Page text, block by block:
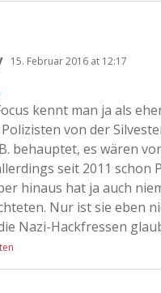
15. Februar 2016 at 12:17
kennt man ja als
von der
behauptet, es wären
seit 2011 schon
hinaus hat ja auch
Nur ist sie eben
Nazi-Hackfressen